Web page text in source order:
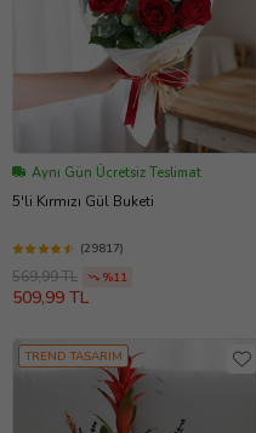
Aynı Gün Ücretsiz Teslimat
5'li Kırmızı Gül Buketi
(29817)
569,99 TL %11
509,99 TL
TREND TASARIM